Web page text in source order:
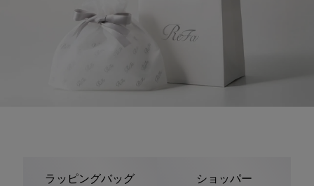
ラッピングバッグ ショッパー